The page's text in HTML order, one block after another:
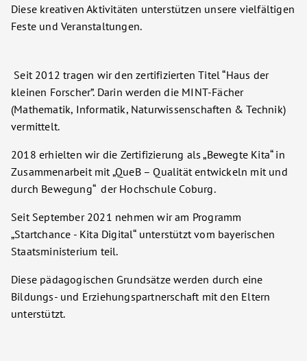
Diese kreativen Aktivitäten unterstützen unsere vielfältigen
Feste und Veranstaltungen.
Seit 2012 tragen wir den zertifizierten Titel “Haus der
kleinen Forscher”. Darin werden die MINT-Fächer
(Mathematik, Informatik, Naturwissenschaften & Technik)
vermittelt.
2018 erhielten wir die Zertifizierung als „Bewegte Kita“ in
Zusammenarbeit mit „QueB – Qualität entwickeln mit und
durch Bewegung“ der Hochschule Coburg.
Seit September 2021 nehmen wir am Programm
„Startchance - Kita Digital“ unterstützt vom bayerischen
Staatsministerium teil.
Diese pädagogischen Grundsätze werden durch eine
Bildungs- und Erziehungspartnerschaft mit den Eltern
unterstützt.